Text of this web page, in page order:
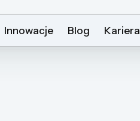
Innowacje Blog Kariera